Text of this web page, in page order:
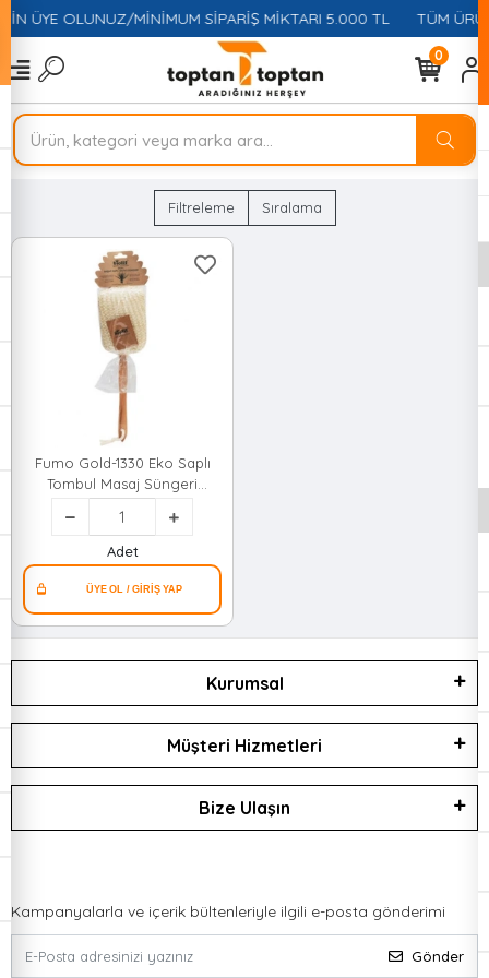
ÜYE OLUNUZ/MİNİMUM SİPARİŞ MİKTARI 5.000 TL TÜM
0
Filtreleme Sıralama
Fumo Gold-1330 Eko Saplı
Tombul Masaj Süngeri
Banyo Lifi*50
Adet
Kurumsal
Müşteri Hizmetleri
Bize Ulaşın
Kampanyalarla ve içerik bültenleriyle ilgili e-posta gönderimi
Gönder